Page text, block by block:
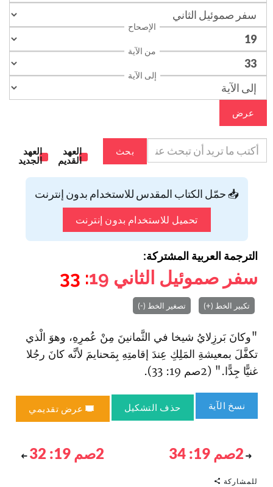
الإصحاح
من الآية
إلى الآية
عرض
بحث
العهد
القديم
العهد
الجديد
📥 حمّل الكتاب المقدس للاستخدام بدون إنترنت
تحميل للاستخدام بدون إنترنت
الترجمة العربية المشتركة:
سفر صموئيل الثاني 19
: 33
تكبير الخط (+) تصغير الخط (-)
"وكانَ بَرزِلايُ شيخا في الثَّمانينَ مِنْ عُمرِهِ، وهوَ الْذي
تكفَّلَ بمعيشةِ المَلِكِ عِندَ إقامتِهِ بِمَحنايمَ لأنَّه كانَ رجُلا
غنيًّا جِدًّا." (2صم 19: 33).
نسخ الآية حذف التشكيل عرض تقديمي
2صم 19: 34 2صم 19: 32
للمشاركة